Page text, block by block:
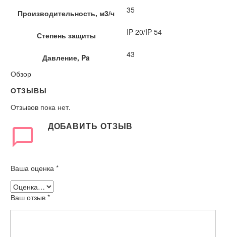
Производительность, м3/ч 35
Степень защиты IP 20/IP 54
Давление, Pa
43
Обзор
ОТЗЫВЫ
Отзывов пока нет.
ДОБАВИТЬ ОТЗЫВ
Ваша оценка *
Ваш отзыв *